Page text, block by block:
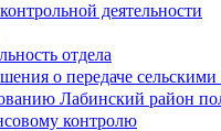
деятельности
отдела
о передаче
Лабинский район
контролю